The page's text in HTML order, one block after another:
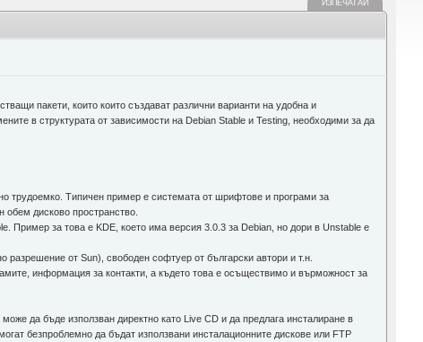
ИЗПЕЧАТАЙ
пакети, които които създават различни варианти на удобна и
в структурата от зависимости на Debian Stable и Testing, необходими за да
трудоемко. Типичен пример е системата от шрифтове и програми за
обем дисково пространство.
Пример за това е KDE, което има версия 3.0.3 за Debian, но дори в Unstable е
от Sun), свободен софтуер от български автори и т.н.
информация за контакти, а където това е осъществимо и върможност за
да бъде използван директно като Live CD и да предлага инсталиране в
безпроблемно да бъдат използвани инсталационните дискове или FTP